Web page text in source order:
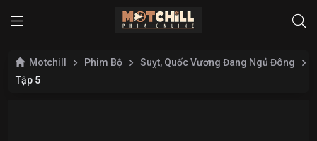
Motchill Phim Bộ
Suỵt, Quốc Vương Đang Ngủ Đông
Tập 5